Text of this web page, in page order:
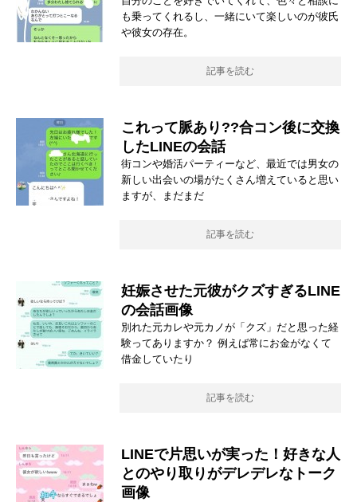
も乗ってくれるし、一緒にいて楽しいのが彼氏
や彼女の存在。
記事を読む
これって脈あり??合コン後に交換
したLINEの会話
街コンや婚活パーティーなど、最近では男女の
新しい出会いの場がたくさん増えていると思い
ますが、まだまだ
記事を読む
妊娠させた元彼がクズすぎるLINE
の会話画像
別れた元カレや元カノが「クズ」だと思った経
験ってありますか？ 例えば常にお金がなくて
借金していたり
記事を読む
LINEで片思いが実った！好きな人
とのやり取りがデレデレなトーク
画像